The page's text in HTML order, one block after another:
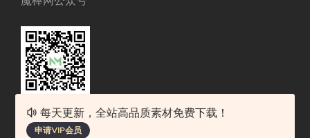
魔棒网提供优质设计模板下载，分享优秀的设计。素材包含了APP设计、
每天更新，全站高品质素材免费下载！
申请VIP会员